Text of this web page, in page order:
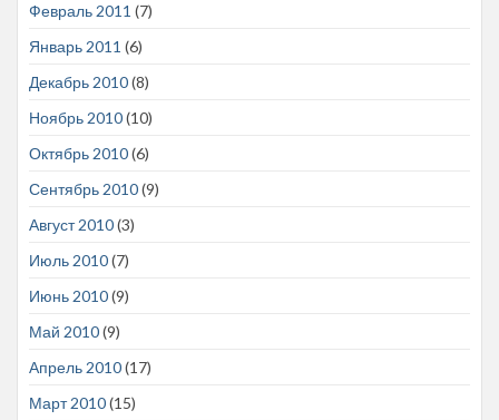
Февраль 2011 (7)
Январь 2011 (6)
Декабрь 2010(8)
Ноябрь 2010(10)
Октябрь 2010(6)
Сентябрь 2010(9)
Август 2010(3)
Июль 2010(7)
Июнь 2010(9)
Май 2010(9)
Апрель 2010(17)
Март 2010(15)